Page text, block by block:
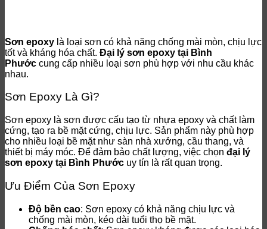
Sơn epoxy là loại sơn có khả năng chống mài mòn, chịu lực
tốt và kháng hóa chất. Đại lý sơn epoxy tại Bình
Phước cung cấp nhiều loại sơn phù hợp với nhu cầu khác
nhau.
Sơn Epoxy Là Gì?
Sơn epoxy là sơn được cấu tạo từ nhựa epoxy và chất làm
cứng, tạo ra bề mặt cứng, chịu lực. Sản phẩm này phù hợp
cho nhiều loại bề mặt như sàn nhà xưởng, cầu thang, và
thiết bị máy móc. Để đảm bảo chất lượng, việc chọn đại lý
sơn epoxy tại Bình Phước uy tín là rất quan trọng.
Ưu Điểm Của Sơn Epoxy
Độ bền cao: Sơn epoxy có khả năng chịu lực và
chống mài mòn, kéo dài tuổi thọ bề mặt.